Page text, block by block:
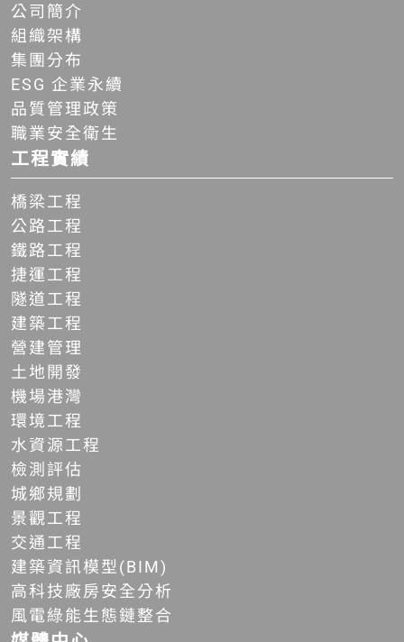
公司簡介
組織架構
集團分布
ESG 企業永續
品質管理政策
職業安全衛生
工程實績
橋梁工程
公路工程
鐵路工程
捷運工程
隧道工程
建築工程
營建管理
土地開發
機場港灣
環境工程
水資源工程
檢測評估
城鄉規劃
景觀工程
交通工程
建築資訊模型(BIM)
高科技廠房安全分析
風電綠能生態鏈整合